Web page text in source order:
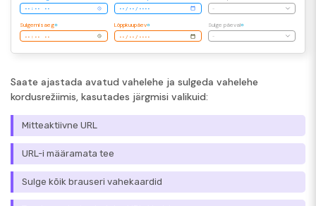
-
Sulgemisaeg Lõppkuupäev Sulge päeval
-
Saate ajastada avatud vahelehe ja sulgeda vahelehe
kordusrežiimis, kasutades järgmisi valikuid:
Mitteaktiivne URL
URL-i määramata tee
Sulge kõik brauseri vahekaardid